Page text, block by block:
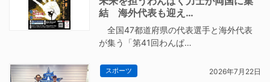
結 海外代表も迎え…
全国47都道府県の代表選手と海外代表
が集う「第41回わんぱ…
スポーツ 2026年7月22日